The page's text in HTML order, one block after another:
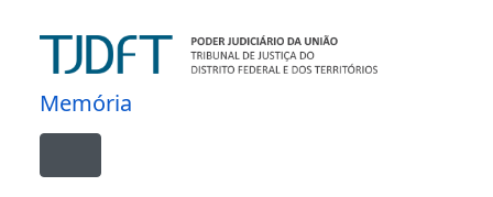
Memória
Toggle navigation